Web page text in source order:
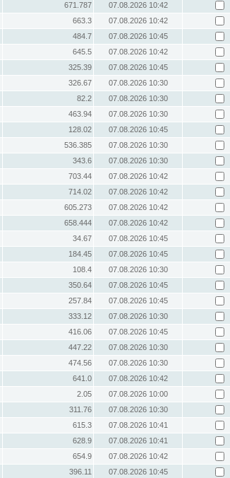
671.787
07.08.2026 10:42
663.3
07.08.2026 10:42
484.7
07.08.2026 10:45
645.5
07.08.2026 10:42
325.39
07.08.2026 10:45
326.67
07.08.2026 10:30
82.2
07.08.2026 10:30
463.94
07.08.2026 10:30
128.02
07.08.2026 10:45
536.385
07.08.2026 10:30
343.6
07.08.2026 10:30
703.44
07.08.2026 10:42
714.02
07.08.2026 10:42
605.273
07.08.2026 10:42
658.444
07.08.2026 10:42
34.67
07.08.2026 10:45
184.45
07.08.2026 10:45
108.4
07.08.2026 10:30
350.64
07.08.2026 10:45
257.84
07.08.2026 10:45
333.12
07.08.2026 10:30
416.06
07.08.2026 10:45
447.22
07.08.2026 10:30
474.56
07.08.2026 10:30
641.0
07.08.2026 10:42
2.05
07.08.2026 10:00
311.76
07.08.2026 10:30
615.3
07.08.2026 10:41
628.9
07.08.2026 10:41
654.9
07.08.2026 10:42
396.11 07.08.2026 10:45